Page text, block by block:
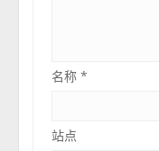
名称*
站点